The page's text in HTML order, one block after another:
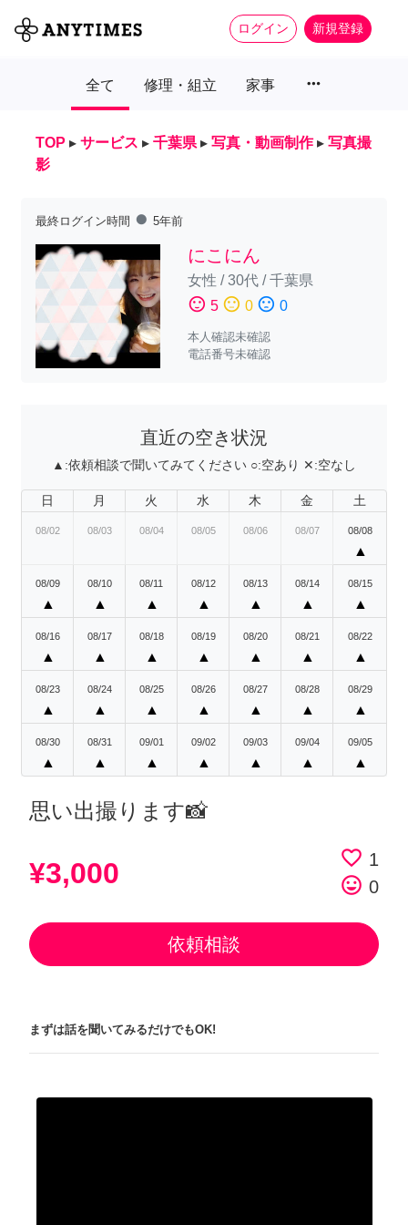
ログイン 新規登録
全て 修理・組立 家事 more_horiz
TOP ▸ サービス ▸ 千葉県 ▸ 写真・動画制作 ▸ 写真撮
影
最終ログイン時間 fiber_manual_record 5年前
にこにん
女性 /30代/千葉県
sentiment_satisfied 5 sentiment_neutral 0 sentiment_dissatisfied 0
本人確認未確認
電話番号未確認
直近の空き状況
▲:依頼相談で聞いてみてください ○:空あり ✕:空なし
日 月 火 水 木 金 土
08/02 08/03 08/04 08/05 08/06 08/07 08/08
▲
08/09
▲
08/10
▲
08/11
▲
08/12
▲
08/13
▲
08/14
▲
08/15
▲
08/16
▲
08/17
▲
08/18
▲
08/19
▲
08/20
▲
08/21
▲
08/22
▲
08/23
▲
08/24
▲
08/25
▲
08/26
▲
08/27
▲
08/28
▲
08/29
▲
08/30
▲
08/31
▲
09/01
▲
09/02
▲
09/03
▲
09/04
▲
09/05
▲
思い出撮ります📸
¥3,000 favorite_border 1
tag_faces 0
依頼相談
まずは話を聞いてみるだけでもOK!